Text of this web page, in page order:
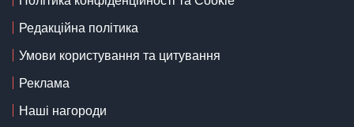
Редакційна політика
Умови користування та цитування
Реклама
Наші нагороди